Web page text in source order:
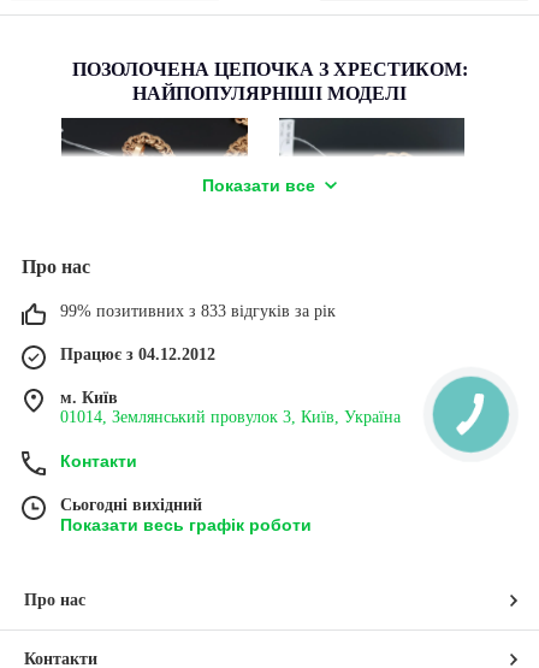
ПОЗОЛОЧЕНА ЦЕПОЧКА З ХРЕСТИКОМ:
НАЙПОПУЛЯРНІШІ МОДЕЛІ
ШИРОКИЙ ЛАНЦЮЖОК
ХРЕСТИКОМ
Ланцюжок Бісмарк зі срібла
925, позолота 525, ширина
ПОЗОЛОЧЕНИЙ
ДО КАТАЛОГУ ➔
ЧОМУ ВАРТО КУПИТИ ПОЗОЛОЧЕНІ СРІБНІ
Показати все
Про нас
99% позитивних з 833 відгуків за рік
Працює з 04.12.2012
м. Київ
01014, Землянський провулок 3, Київ, Україна
Контакти
Сьогодні вихідний
Показати весь графік роботи
Про нас
Контакти